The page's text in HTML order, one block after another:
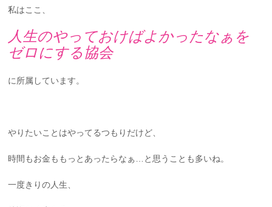
私はここ、
人生のやっておけばよかったなぁを
ゼロにする協会
に所属しています。
やりたいことはやってるつもりだけど、
時間もお金ももっとあったらなぁ…と思うことも多いね。
一度きりの人生、